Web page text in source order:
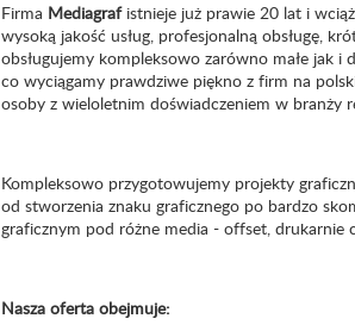
Firma Mediagrafistnieje już prawie 20 lat i
wysoką jakość usług, profesjonalną obsługę,
obsługujemy kompleksowo zarówno małe jak
co wyciągamy prawdziwe piękno z firm na
osoby z wieloletnim doświadczeniem w branży
Kompleksowo przygotowujemy projekty
od stworzenia znaku graficznego po bardzo
graficznym pod różne media - offset, drukarnie
Nasza oferta obejmuje: